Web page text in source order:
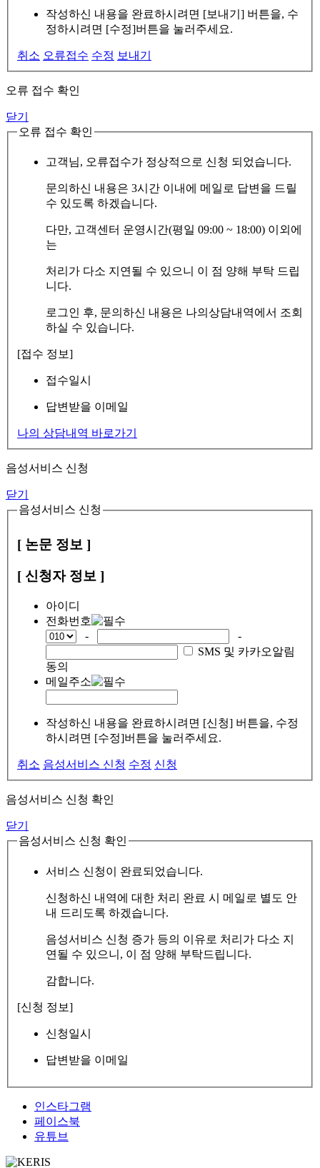
작성하신 내용을 완료하시려면 [보내기] 버튼을, 수
정하시려면 [수정]버튼을 눌러주세요.
취소 오류접수 수정 보내기
오류 접수 확인
닫기
오류 접수 확인
고객님, 오류접수가 정상적으로 신청 되었습니다.
문의하신 내용은 3시간 이내에 메일로 답변을 드릴
수 있도록 하겠습니다.
다만, 고객센터 운영시간(평일 09:00 ~ 18:00) 이외에
는
처리가 다소 지연될 수 있으니 이 점 양해 부탁 드립
니다.
로그인 후, 문의하신 내용은 나의상담내역에서 조회
하실 수 있습니다.
[접수 정보]
접수일시
답변받을 이메일
나의 상담내역 바로가기
음성서비스 신청
닫기
음성서비스 신청
[ 논문 정보 ]
[ 신청자 정보 ]
아이디
전화번호
-
-
SMS 및 카카오알림
동의
메일주소
작성하신 내용을 완료하시려면 [신청] 버튼을, 수정
하시려면 [수정]버튼을 눌러주세요.
취소 음성서비스 신청 수정 신청
음성서비스 신청 확인
닫기
음성서비스 신청 확인
서비스 신청이 완료되었습니다.
신청하신 내역에 대한 처리 완료 시 메일로 별도 안
내 드리도록 하겠습니다.
음성서비스 신청 증가 등의 이유로 처리가 다소 지
연될 수 있으니, 이 점 양해 부탁드립니다.
감합니다.
[신청 정보]
신청일시
답변받을 이메일
인스타그램
페이스북
유튜브